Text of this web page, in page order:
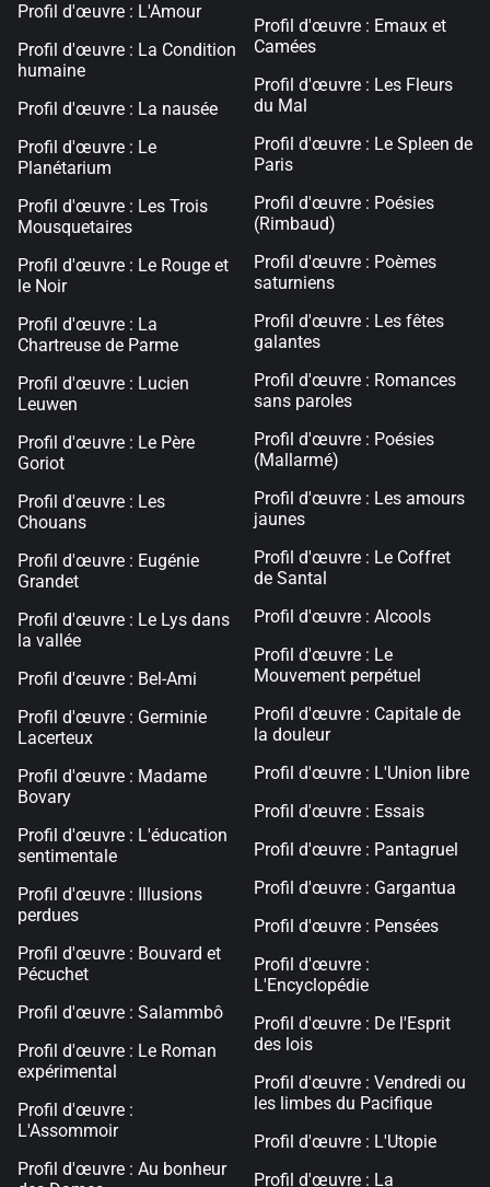
Profil d'œuvre : L'Amour
Profil d'œuvre : La Condition
humaine
Profil d'œuvre : La nausée
Profil d'œuvre : Le
Planétarium
Profil d'œuvre : Les Trois
Mousquetaires
Profil d'œuvre : Le Rouge et
le Noir
Profil d'œuvre : La
Chartreuse de Parme
Profil d'œuvre : Lucien
Leuwen
Profil d'œuvre : Le Père
Goriot
Profil d'œuvre : Les
Chouans
Profil d'œuvre : Eugénie
Grandet
Profil d'œuvre : Le Lys dans
la vallée
Profil d'œuvre : Bel-Ami
Profil d'œuvre : Germinie
Lacerteux
Profil d'œuvre : Madame
Bovary
Profil d'œuvre : L'éducation
sentimentale
Profil d'œuvre : Illusions
perdues
Profil d'œuvre : Bouvard et
Pécuchet
Profil d'œuvre : Salammbô
Profil d'œuvre : Le Roman
expérimental
Profil d'œuvre :
L'Assommoir
Profil d'œuvre : Au bonheur
Profil d'œuvre : Emaux et
Camées
Profil d'œuvre : Les Fleurs
du Mal
Profil d'œuvre : Le Spleen de
Paris
Profil d'œuvre : Poésies
(Rimbaud)
Profil d'œuvre : Poèmes
saturniens
Profil d'œuvre : Les fêtes
galantes
Profil d'œuvre : Romances
sans paroles
Profil d'œuvre : Poésies
(Mallarmé)
Profil d'œuvre : Les amours
jaunes
Profil d'œuvre : Le Coffret
de Santal
Profil d'œuvre : Alcools
Profil d'œuvre : Le
Mouvement perpétuel
Profil d'œuvre : Capitale de
la douleur
Profil d'œuvre : L'Union libre
Profil d'œuvre : Essais
Profil d'œuvre : Pantagruel
Profil d'œuvre : Gargantua
Profil d'œuvre : Pensées
Profil d'œuvre :
L'Encyclopédie
Profil d'œuvre : De l'Esprit
des lois
Profil d'œuvre : Vendredi ou
les limbes du Pacifique
Profil d'œuvre : L'Utopie
Profil d'œuvre : La